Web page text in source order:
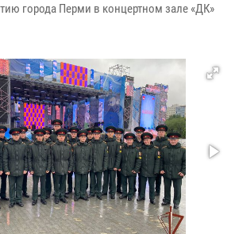
города Перми в концертном зале «ДК»